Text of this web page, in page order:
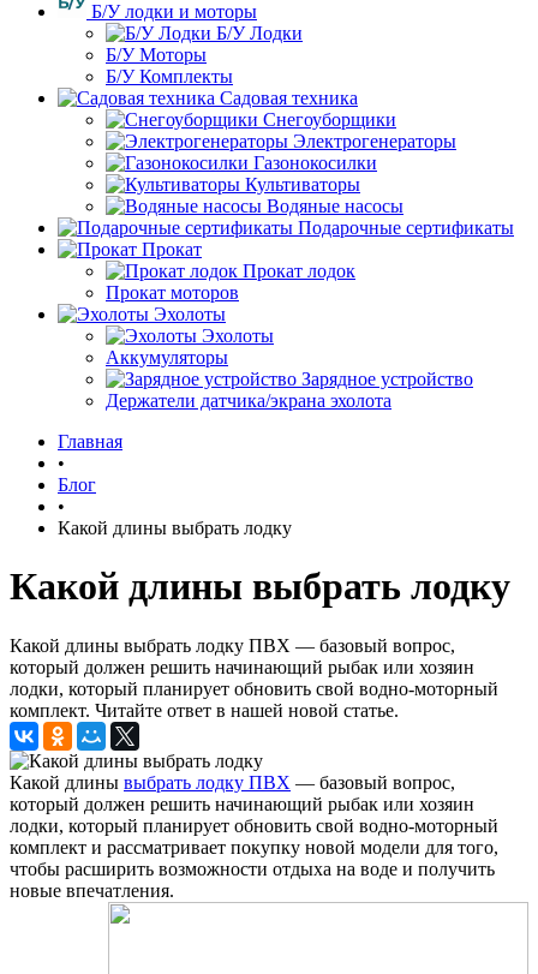
Б/У лодки и моторы
Б/У Лодки
Б/У Моторы
Б/У Комплекты
Садовая техника
Снегоуборщики
Электрогенераторы
Газонокосилки
Культиваторы
Водяные насосы
Подарочные сертификаты
Прокат
Прокат лодок
Прокат моторов
Эхолоты
Эхолоты
Аккумуляторы
Зарядное устройство
Держатели датчика/экрана эхолота
Главная
•
Блог
•
Какой длины выбрать лодку
Какой длины выбрать лодку
Какой длины выбрать лодку ПВХ — базовый вопрос,
который должен решить начинающий рыбак или хозяин
лодки, который планирует обновить свой водно-моторный
комплект. Читайте ответ в нашей новой статье.
Какой длины выбрать лодку ПВХ — базовый вопрос,
который должен решить начинающий рыбак или хозяин
лодки, который планирует обновить свой водно-моторный
комплект и рассматривает покупку новой модели для того,
чтобы расширить возможности отдыха на воде и получить
новые впечатления.